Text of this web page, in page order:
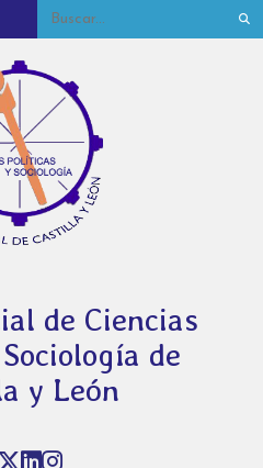
de Ciencias
de
y León